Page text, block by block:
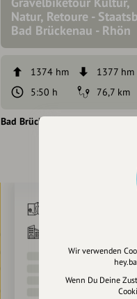
Natur, Retoure -
Bad Brückenau - Rhön
1374 hm
1377 hm
5:50 h
76,7 km
Bad Brückenau
Wir verwenden
Wenn Du Deine